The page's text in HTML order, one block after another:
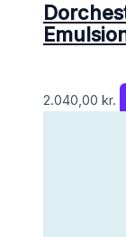
2.040,00 kr.